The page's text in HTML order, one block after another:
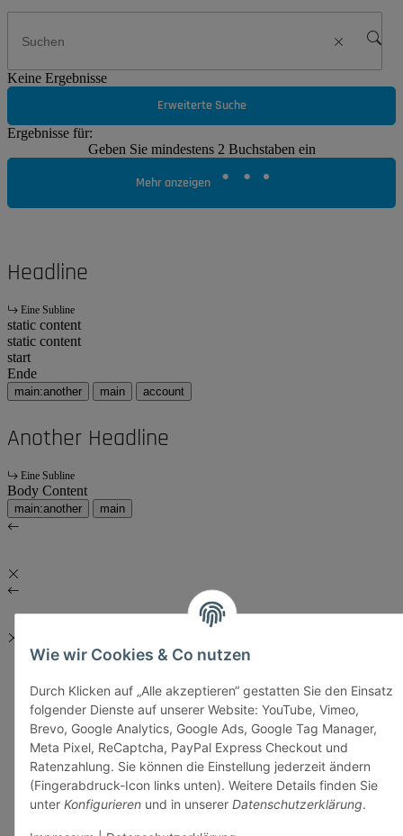
Wie wir Cookies & Co nutzen
Durch Klicken auf „Alle akzeptieren“ gestatten Sie den Einsatz
folgender Dienste auf unserer Website: YouTube, Vimeo,
Brevo, Google Analytics, Google Ads, Google Tag Manager,
Meta Pixel, ReCaptcha, PayPal Express Checkout und
Ratenzahlung. Sie können die Einstellung jederzeit ändern
(Fingerabdruck-Icon links unten). Weitere Details finden Sie
unter Konfigurieren und in unserer Datenschutzerklärung.
Keine Ergebnisse
Erweiterte Suche
Ergebnisse für:
Geben Sie mindestens 2 Buchstaben ein
Mehr anzeigen
Headline
Eine Subline
static content
static content
start
Ende
main:another main account
Another Headline
Eine Subline
Body Content
main:another main